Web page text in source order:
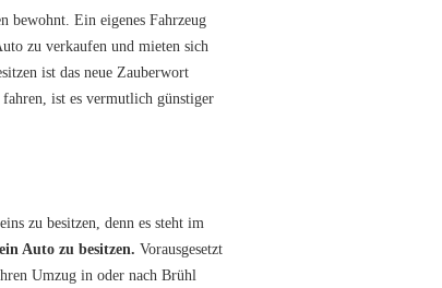
Ein eigenes Fahrzeug
zu verkaufen und mieten sich
ist das neue Zauberwort
ist es vermutlich günstiger
zu besitzen, denn es steht im
Auto zu besitzen. Vorausgesetzt
Umzug in oder nach Brühl